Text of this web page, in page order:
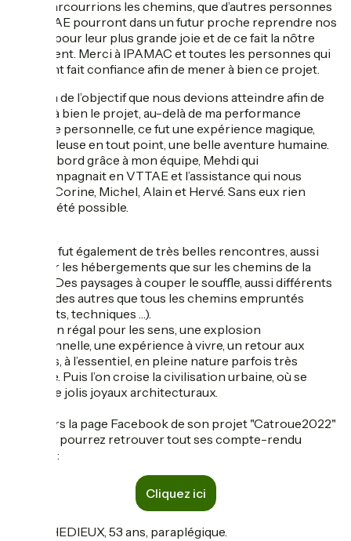
nous parcourrions les chemins, que d’autres personnes
en FTTAE pourront dans un futur proche reprendre nos
traces, pour leur plus grande joie et de ce fait la nôtre
également. Merci à IPAMAC et toutes les personnes qui
nous ont fait confiance afin de mener à bien ce projet.
Au-delà de l’objectif que nous devions atteindre afin de
mener à bien le projet, au-delà de ma performance
sportive personnelle, ce fut une expérience magique,
merveilleuse en tout point, une belle aventure humaine.
Tout d’abord grâce à mon équipe, Mehdi qui
m’accompagnait en VTTAE et l’assistance qui nous
suivait, Corine, Michel, Alain et Hervé. Sans eux rien
n’aurait été possible.
Mais ce fut également de très belles rencontres, aussi
bien sur les hébergements que sur les chemins de la
GTMC. Des paysages à couper le souffle, aussi différents
les uns des autres que tous les chemins empruntés
(roulants, techniques …).
Ce fut un régal pour les sens, une explosion
émotionnelle, une expérience à vivre, un retour aux
sources, à l’essentiel, en pleine nature parfois très
sauvage. Puis l’on croise la civilisation urbaine, où se
niche de jolis joyaux architecturaux.
Lien vers la page Facebook de son projet "Catroue2022"
ou vous pourrez retrouver tout ses compte-rendu
d'étape :
Cliquez ici
Cathy HEDIEUX, 53 ans, paraplégique.